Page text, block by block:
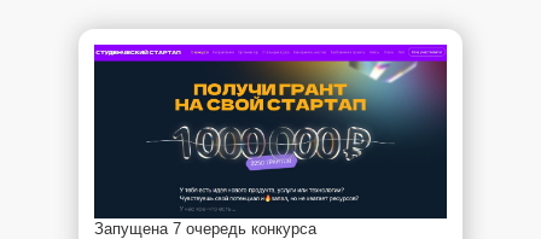
Запущена 7 очередь конкурса